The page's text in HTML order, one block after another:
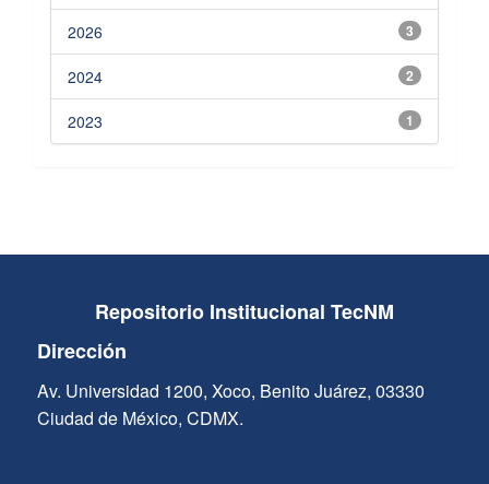
3
2026
2
2024
1
2023
Repositorio Institucional TecNM
Dirección
Av. Universidad 1200, Xoco, Benito Juárez, 03330
Ciudad de México, CDMX.